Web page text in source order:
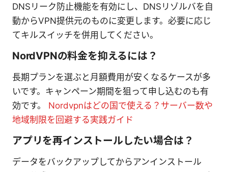
DNSリーク防止機能を有効にし、DNSリゾルバを自
動からVPN提供元のものに変更します。必要に応じ
てキルスイッチを併用してください。
NordVPNの料金を抑えるには？
長期プランを選ぶと月額費用が安くなるケースが多
いです。キャンペーン期間を狙って申し込むのも有
効です。 Nordvpnはどの国で使える？サーバー数や
地域制限を回避する実践ガイド
アプリを再インストールしたい場合は？
データをバックアップしてからアンインストール